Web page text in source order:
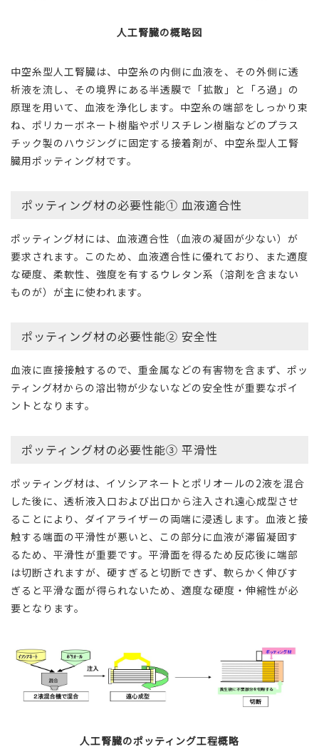
人工腎臓の概略図
中空糸型人工腎臓は、中空糸の内側に血液を、その外側に透
析液を流し、その境界にある半透膜で「拡散」と「ろ過」の
原理を用いて、血液を浄化します。中空糸の端部をしっかり束
ね、ポリカーボネート樹脂やポリスチレン樹脂などのプラス
チック製のハウジングに固定する接着剤が、中空糸型人工腎
臓用ポッティング材です。
ポッティング材の必要性能① 血液適合性
ポッティング材には、血液適合性（血液の凝固が少ない）が
要求されます。このため、 血液適合性に優れており、また適度
な硬度、柔軟性、強度を有する ウレタン系（溶剤を含まない
ものが）が主に使われます。
ポッティング材の必要性能② 安全性
血液に直接接触するので、重金属などの有害物を含まず、ポッ
ティング材からの溶出物が少ないなどの安全性が重要なポイ
ントとなります。
ポッティング材の必要性能③ 平滑性
ポッティング材は、イソシアネートとポリオールの2液を混合
した後に、透析液入口および出口から注入され遠心成型させ
ることにより、ダイアライザーの両端に浸透します。血液と接
触する端面の平滑性が悪いと、この部分に血液が滞留凝固す
るため、平滑性が重要です。平滑面を得るため反応後に端部
は切断されますが、硬すぎると切断できず、軟らかく伸びす
ぎると平滑な面が得られないため、適度な硬度・伸縮性が必
要となります。
人工腎臓のポッティング工程概略